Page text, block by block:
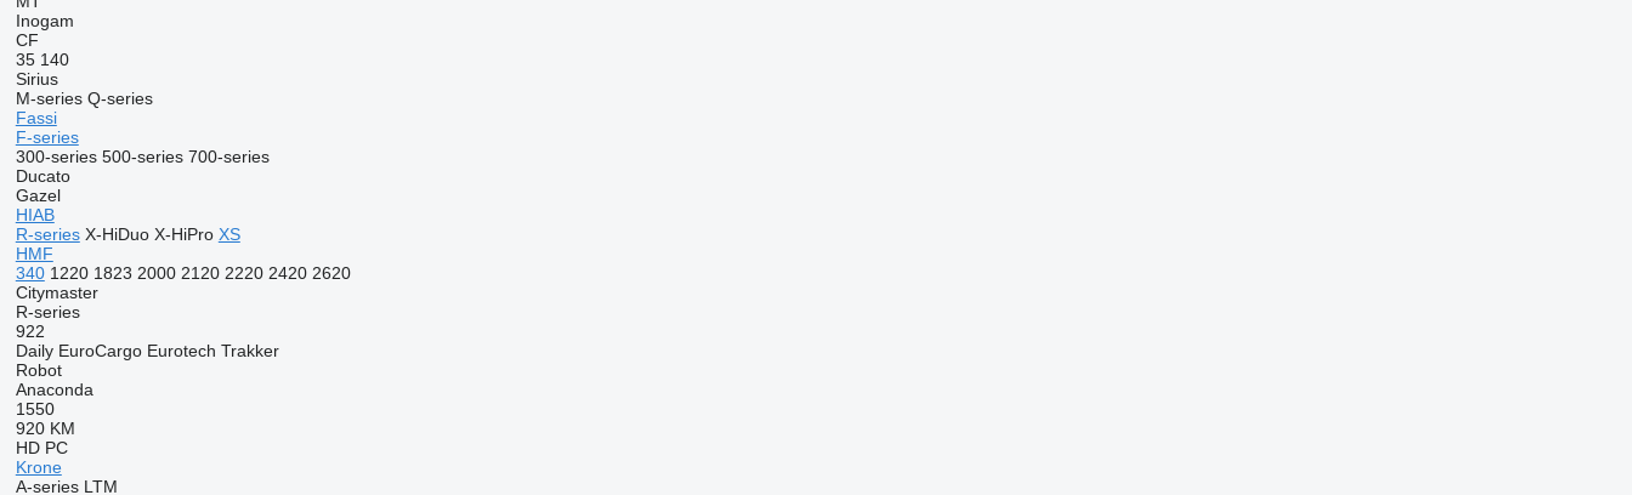
Inogam
CF
35 140
Sirius
M-series Q-series
Fassi
F-series
300-series 500-series 700-series
Ducato
Gazel
HIAB
R-series X-HiDuo X-HiPro XS
HMF
340 1220 1823 2000 2120 2220 2420 2620
Citymaster
R-series
922
Daily EuroCargo Eurotech Trakker
Robot
Anaconda
1550
920 KM
HD PC
Krone
A-series LTM